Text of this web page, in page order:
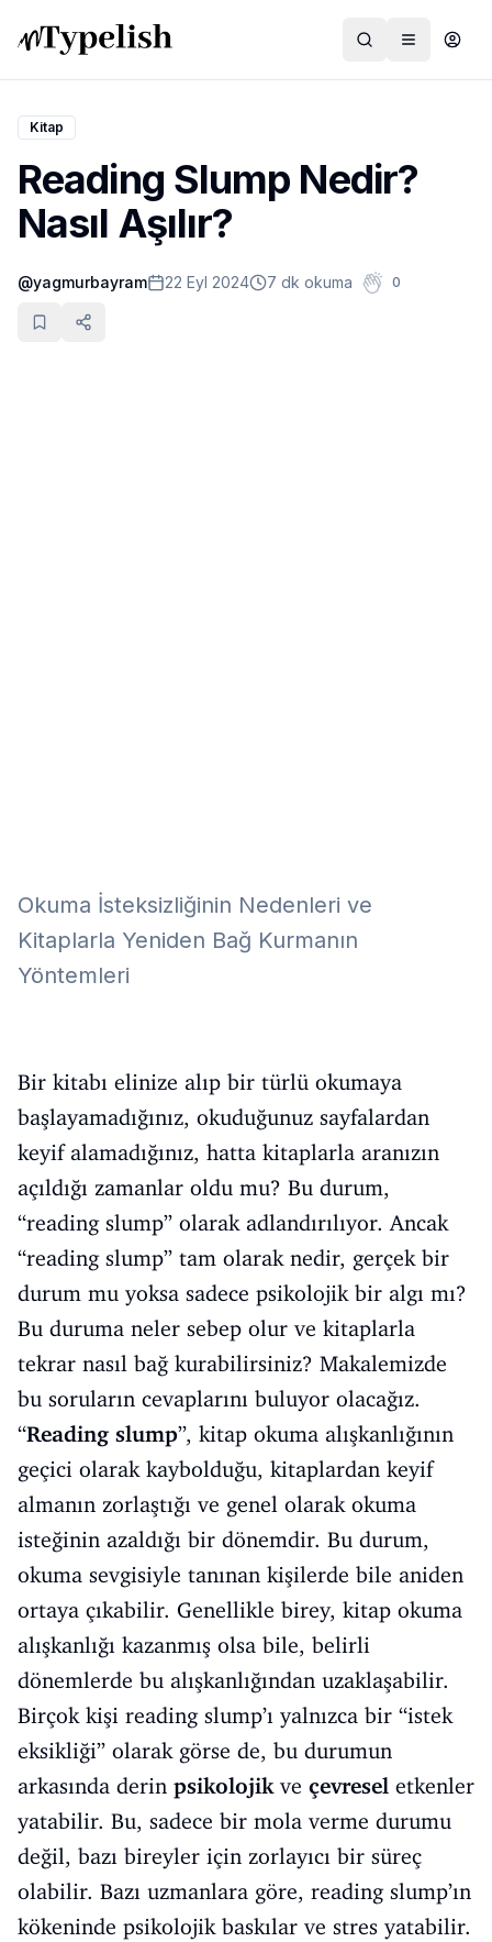
Dünya
Film ve Dizi
Kültür ve Sanat
Sağlık
Kitap
Reading Slump Nedir?
Nasıl Aşılır?
@yagmurbayram 22 Eyl 2024 7 dk okuma 0
Okuma İsteksizliğinin Nedenleri ve
Kitaplarla Yeniden Bağ Kurmanın
Yöntemleri
Bir kitabı elinize alıp bir türlü okumaya
başlayamadığınız, okuduğunuz sayfalardan
keyif alamadığınız, hatta kitaplarla aranızın
açıldığı zamanlar oldu mu? Bu durum,
“reading slump” olarak adlandırılıyor. Ancak
“reading slump” tam olarak nedir, gerçek bir
durum mu yoksa sadece psikolojik bir algı mı?
Bu duruma neler sebep olur ve kitaplarla
tekrar nasıl bağ kurabilirsiniz? Makalemizde
bu soruların cevaplarını buluyor olacağız.
“Reading slump”, kitap okuma alışkanlığının
geçici olarak kaybolduğu, kitaplardan keyif
almanın zorlaştığı ve genel olarak okuma
isteğinin azaldığı bir dönemdir. Bu durum,
okuma sevgisiyle tanınan kişilerde bile aniden
ortaya çıkabilir. Genellikle birey, kitap okuma
alışkanlığı kazanmış olsa bile, belirli
dönemlerde bu alışkanlığından uzaklaşabilir.
Birçok kişi reading slump’ı yalnızca bir “istek
eksikliği” olarak görse de, bu durumun
arkasında derin psikolojikve çevresel etkenler
yatabilir. Bu, sadece bir mola verme durumu
değil, bazı bireyler için zorlayıcı bir süreç
olabilir. Bazı uzmanlara göre, reading slump’ın
kökeninde psikolojik baskılar ve stres yatabilir.